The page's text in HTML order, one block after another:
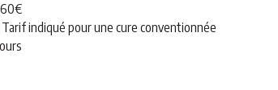
60€
indiqué pour une cure conventionnée